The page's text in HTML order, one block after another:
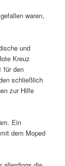
waren,
und
Kreuz
für den
schließlich
zur Hilfe
Ein
dem Moped